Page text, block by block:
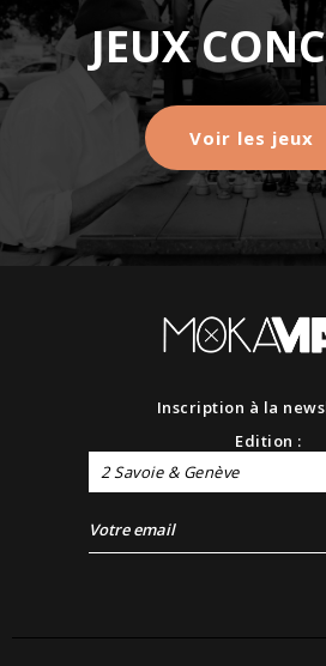
JEUX
Voir les jeux
Inscription à la
Edition :
2 Savoie & Genève